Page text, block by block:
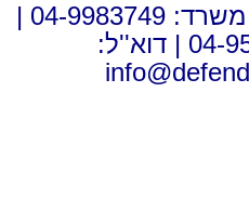
נייד: 052-4523000 | משרד: 04-9983749 |
פקס: 04-9583797 | דוא''ל: